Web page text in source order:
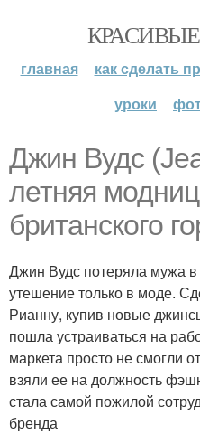
главная как сделать
уроки
Джин Вудс
летняя
британского
Джин Вудс потеряла мужа в
утешение только в моде.
Рианну, купив новые
пошла устраиваться на
маркета просто не смогли
взяли ее на должность
стала самой пожилой
бренда